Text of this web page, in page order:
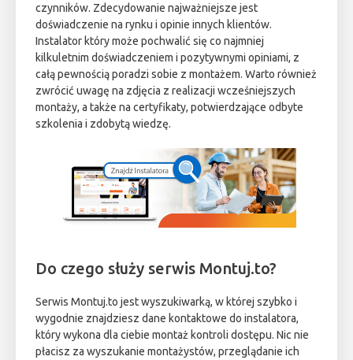
czynników. Zdecydowanie najważniejsze jest
doświadczenie na rynku i opinie innych klientów.
Instalator który może pochwalić się co najmniej
kilkuletnim doświadczeniem i pozytywnymi opiniami, z
całą pewnością poradzi sobie z montażem. Warto również
zwrócić uwagę na zdjęcia z realizacji wcześniejszych
montaży, a także na certyfikaty, potwierdzające odbyte
szkolenia i zdobytą wiedzę.
Do czego służy serwis Montuj.to?
Serwis Montuj.to jest wyszukiwarką, w której szybko i
wygodnie znajdziesz dane kontaktowe do instalatora,
który wykona dla ciebie montaż kontroli dostępu. Nic nie
płacisz za wyszukanie montażystów, przeglądanie ich